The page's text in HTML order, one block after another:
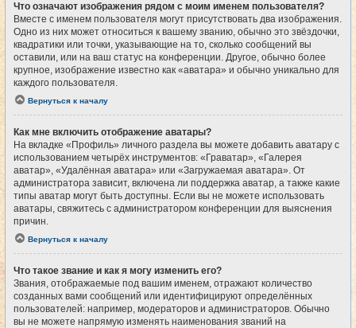
Что означают изображения рядом с моим именем пользователя?
Вместе с именем пользователя могут присутствовать два изображения.
Одно из них может относиться к вашему званию, обычно это звёздочки,
квадратики или точки, указывающие на то, сколько сообщений вы
оставили, или на ваш статус на конференции. Другое, обычно более
крупное, изображение известно как «аватара» и обычно уникально для
каждого пользователя.
Вернуться к началу
Как мне включить отображение аватары?
На вкладке «Профиль» личного раздела вы можете добавить аватару с
использованием четырёх инструментов: «Граватар», «Галерея
аватар», «Удалённая аватара» или «Загружаемая аватара». От
администратора зависит, включена ли поддержка аватар, а также какие
типы аватар могут быть доступны. Если вы не можете использовать
аватары, свяжитесь с администратором конференции для выяснения
причин.
Вернуться к началу
Что такое звание и как я могу изменить его?
Звания, отображаемые под вашим именем, отражают количество
созданных вами сообщений или идентифицируют определённых
пользователей: например, модераторов и администраторов. Обычно
вы не можете напрямую изменять наименования званий на